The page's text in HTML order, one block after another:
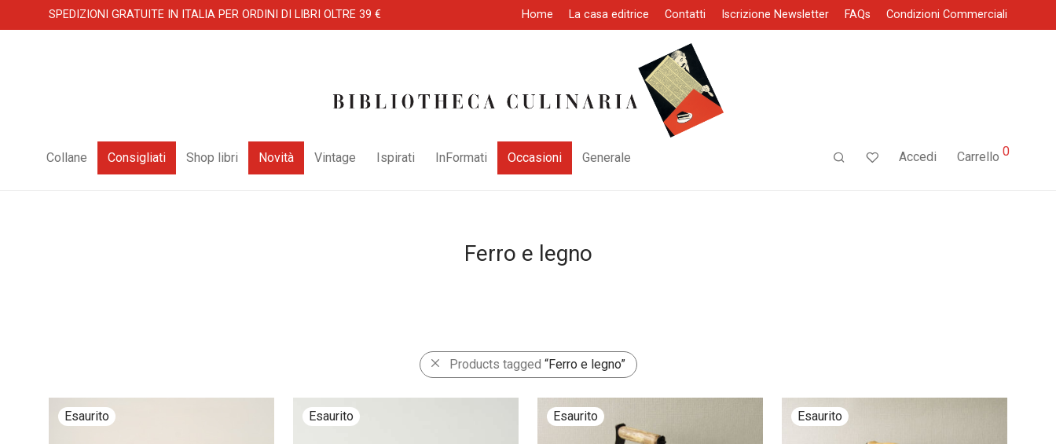
SPEDIZIONI GRATUITE IN ITALIA PER ORDINI DI LIBRI OLTRE 39 € Home La casa editrice Contatti Iscrizione Newsletter FAQs Condizioni Commerciali
Collane Consigliati Shop libri Novità Vintage Ispirati InFormati Occasioni Generale Accedi Carrello 0
Ferro e legno
Products tagged “Ferro e legno”